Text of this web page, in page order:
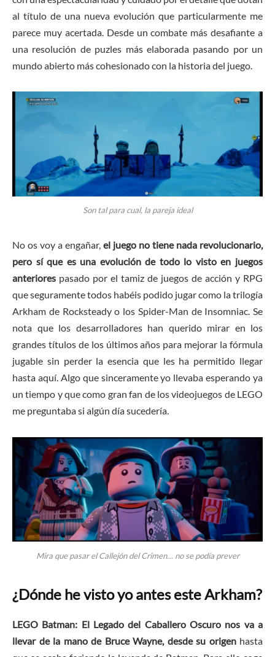
al título de una nueva evolución que particularmente me
parece muy acertada. Desde un combate más desafiante a
una resolución de puzles más elaborada pasando por un
mundo abierto más cohesionado con la historia del juego.
Son tal para cual, la pareja ideal
No os voy a engañar, el juego no tiene nada revolucionario,
pero sí que es una evolución de todo lo visto en juegos
anteriores pasado por el tamiz de juegos de acción y RPG
que seguramente todos habéis podido jugar como la trilogía
Arkham de Rocksteady o los Spider-Man de Insomniac. Se
nota que los desarrolladores han querido mirar en los
grandes títulos de los últimos años para mejorar la fórmula
jugable sin perder la esencia que les ha permitido llegar
hasta aquí. Algo que sinceramente yo llevaba esperando ya
un tiempo y que como gran fan de los videojuegos de LEGO
me preguntaba si algún día sucedería.
Mira que pasar el Callejón del Crimen… no se podía prever
¿Dónde he visto yo antes este Arkham?
LEGO Batman: El Legado del Caballero Oscuro nos va a
llevar de la mano de Bruce Wayne, desde su origenhasta